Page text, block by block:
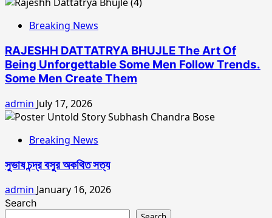
Breaking News
RAJESHH DATTATRYA BHUJLE The Art Of
Being Unforgettable Some Men Follow Trends.
Some Men Create Them
admin July 17, 2026
Breaking News
সুভাষ চন্দ্র বসুর অকথিত সত্য
admin January 16, 2026
Search